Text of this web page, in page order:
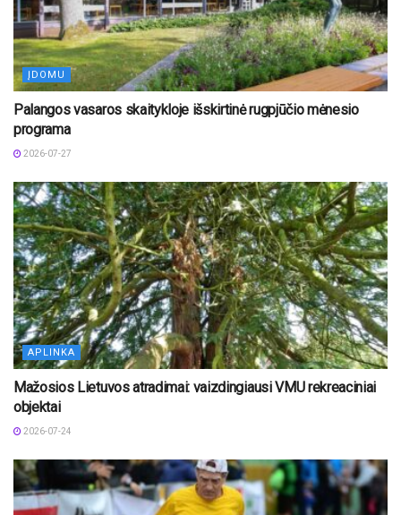
ĮDOMU
Palangos vasaros skaitykloje išskirtinė rugpjūčio mėnesio
programa
2026-07-27
APLINKA
Mažosios Lietuvos atradimai: vaizdingiausi VMU rekreaciniai
objektai
2026-07-24